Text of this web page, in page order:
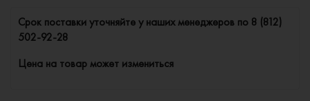
Cрок поставки уточняйте у наших менеджеров по 8 (812)
502-92-28
Цена на товар может измениться